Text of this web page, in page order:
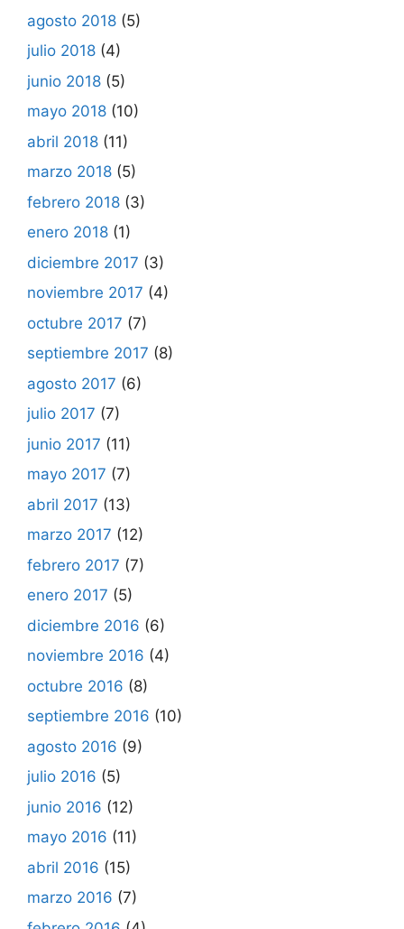
agosto 2018 (5)
julio 2018 (4)
junio 2018 (5)
mayo 2018 (10)
abril 2018 (11)
marzo 2018 (5)
febrero 2018 (3)
enero 2018 (1)
diciembre 2017 (3)
noviembre 2017 (4)
octubre 2017 (7)
septiembre 2017 (8)
agosto 2017 (6)
julio 2017 (7)
junio 2017 (11)
mayo 2017 (7)
abril 2017 (13)
marzo 2017 (12)
febrero 2017 (7)
enero 2017 (5)
diciembre 2016 (6)
noviembre 2016 (4)
octubre 2016 (8)
septiembre 2016 (10)
agosto 2016 (9)
julio 2016 (5)
junio 2016 (12)
mayo 2016 (11)
abril 2016 (15)
marzo 2016 (7)